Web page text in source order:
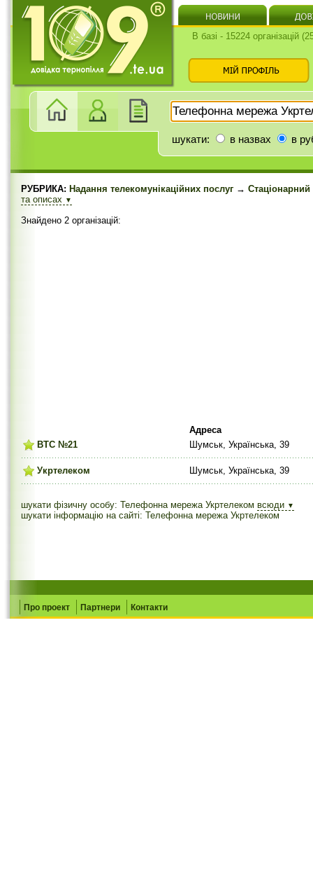
В базі - 15224 організацій
шукати: в назвах в
РУБРИКА: Надання телекомунікаційних послуг → Стаціонарний
та описах ▼
Знайдено 2 організацій:
Адреса
ВТС №21
Шумськ, Українська, 39
Укртелеком Шумськ, Українська, 39
шукати фізичну особу: Телефонна мережа Укртелеком всюди ▼
шукати інформацію на сайті: Телефонна мережа Укртелеком
Про проект Партнери Контакти